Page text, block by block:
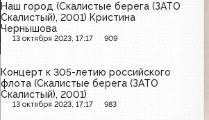
Наш город (Скалистые берега (ЗАТО
Скалистый), 2001) Кристина
Чернышова
13 октября 2023, 17:17 909
Концерт к 305-летию российского
флота (Скалистые берега (ЗАТО
Скалистый), 2001)
13 октября 2023, 17:17 983